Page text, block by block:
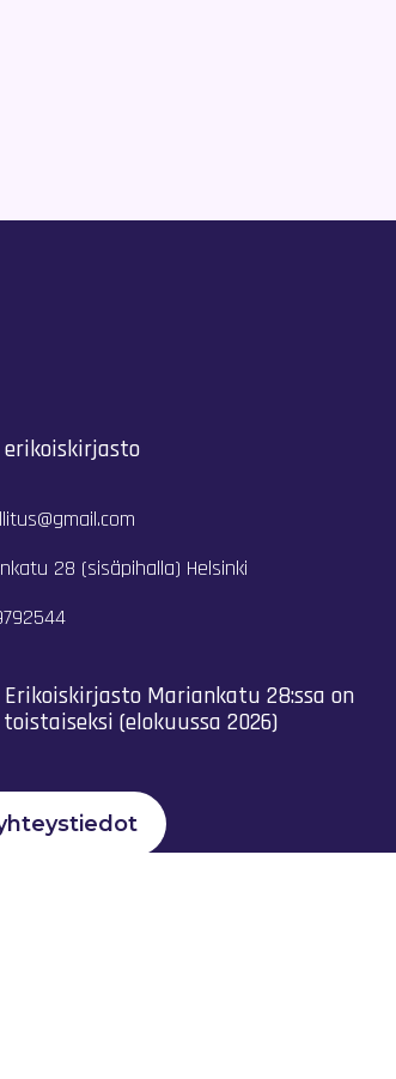
28 (sisäpihalla) Helsinki
Mariankatu 28:ssa on
(elokuussa 2026)